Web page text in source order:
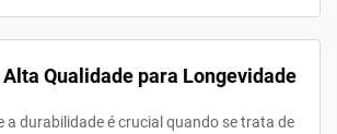
Qualidade para Longevidade
a durabilidade é crucial quando se trata de